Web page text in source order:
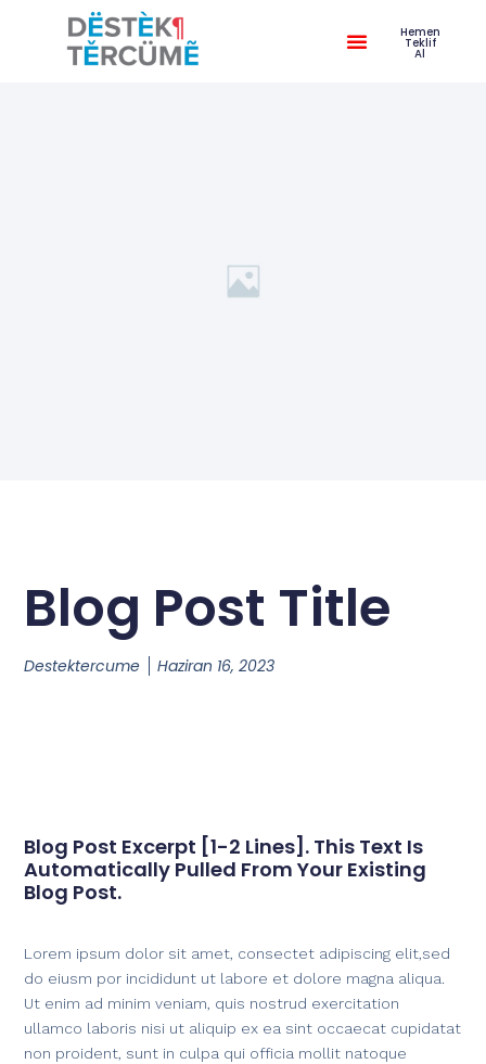
Hemen
Teklif
Al
Blog Post Title
Destektercume Haziran 16, 2023
Blog Post Excerpt [1-2 Lines]. This Text Is
Automatically Pulled From Your Existing
Blog Post.
Lorem ipsum dolor sit amet, consectet adipiscing elit,sed
do eiusm por incididunt ut labore et dolore magna aliqua.
Ut enim ad minim veniam, quis nostrud exercitation
ullamco laboris nisi ut aliquip ex ea sint occaecat cupidatat
non proident, sunt in culpa qui officia mollit natoque